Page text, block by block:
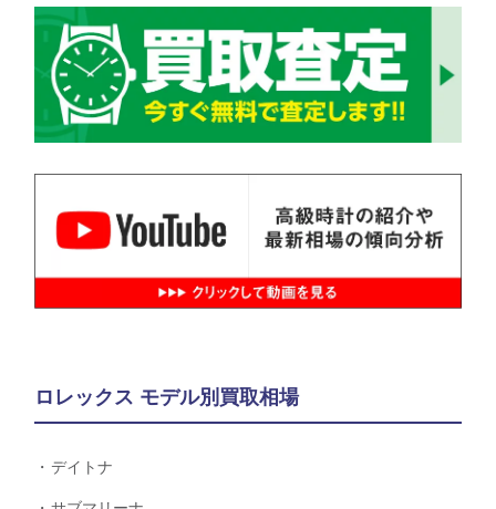
ロレックス モデル別買取相場
デイトナ